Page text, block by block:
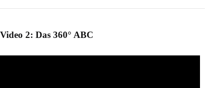
Video 2: Das 360° ABC